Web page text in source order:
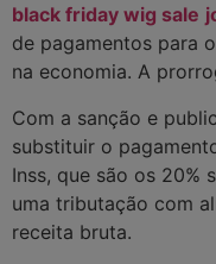
black friday wig sale
de pagamentos para
na economia. A
Com a sanção e
substituir o
Inss, que são os 20%
uma tributação com
receita bruta.